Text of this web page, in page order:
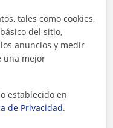
10€/h
tales como cookies,
del sitio,
anuncios y medir
una mejor
establecido en
de Privacidad.